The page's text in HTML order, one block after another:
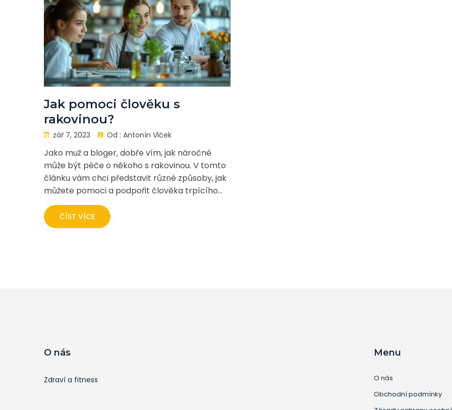
Jak pomoci člověku s
rakovinou?
zář 7, 2023 Od : Antonín Vlček
Jako muž a bloger, dobře vím, jak náročné
může být péče o někoho s rakovinou. V tomto
článku vám chci představit různé způsoby, jak
můžete pomoci a podpořit člověka trpícího
touto nemocí. Rady budou sahat od
emocionální podpory a pomoci v domácnosti
až po podporu ve fázi léčby. Rád bych vám
ČÍST VÍCE
O nás
Zdraví a fitness
Menu
O nás
Obchodní podmínky